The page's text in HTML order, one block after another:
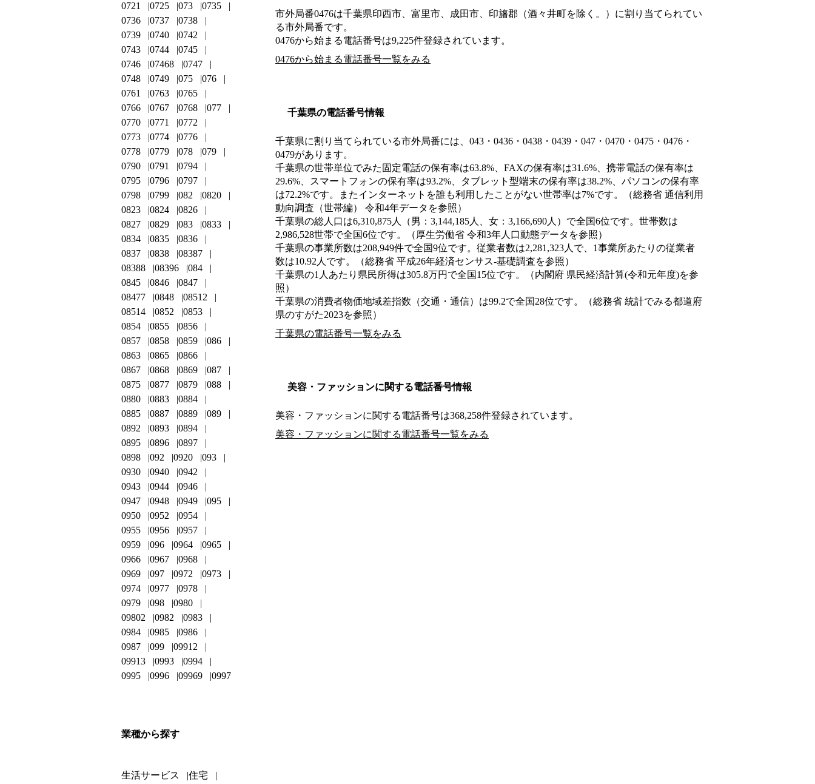
市外局番0476は千葉県印西市、富里市、成田市、印旛郡（酒々井町を除く。） に割り当てられてい
る市外局番です。
0476から始まる電話番号は9,225件登録されています。
0476から始まる電話番号一覧をみる
千葉県の電話番号情報
千葉県に割り当てられている市外局番には、043・0436・0438・0439・047・0470・0475・0476・
0479があります。
千葉県の世帯単位でみた固定電話の保有率は63.8%、FAXの保有率は31.6%、携帯電話の保有率は
29.6%、スマートフォンの保有率は93.2%、タブレット型端末の保有率は38.2%、パソコンの保有率
は72.2%です。またインターネットを誰も利用したことがない世帯率は7%です。（総務省 通信利用
動向調査（世帯編） 令和4年データを参照）
千葉県の総人口は6,310,875人（男：3,144,185人、女：3,166,690人）で全国6位です。世帯数は
2,986,528世帯で全国6位です。（厚生労働省 令和3年人口動態データを参照）
千葉県の事業所数は208,949件で全国9位です。従業者数は2,281,323人で、1事業所あたりの従業者
数は10.92人です。（総務省 平成26年経済センサス‐基礎調査を参照）
千葉県の1人あたり県民所得は305.8万円で全国15位です。（内閣府 県民経済計算(令和元年度)を参
照）
千葉県の消費者物価地域差指数（交通・通信）は99.2で全国28位です。（総務省 統計でみる都道府
県のすがた2023を参照）
千葉県の電話番号一覧をみる
美容・ファッションに関する電話番号情報
美容・ファッションに関する電話番号は368,258件登録されています。
美容・ファッションに関する電話番号一覧をみる
0721
0725 073
0735
0736
0737
0738
0739
0740
0742
0743
0744
0745
0746
07468
0747
0748
0749 075
076
0761
0763
0765
0766
0767 0768
077
0770
0771
0772
0773
0774
0776
0778
0779 078
079
0790
0791
0794
0795
0796
0797
0798
0799 082
0820
0823
0824
0826
0827
0829 083
0833
0834
0835
0836
0837
0838
08387
08388
08396
084
0845
0846
0847
08477
0848
08512
08514
0852
0853
0854
0855
0856
0857
0858 0859
086
0863
0865
0866
0867
0868 0869
087
0875
0877 0879
088
0880
0883
0884
0885
0887 0889
089
0892
0893
0894
0895
0896
0897
0898
092 0920
093
0930
0940
0942
0943
0944
0946
0947
0948 0949
095
0950
0952
0954
0955
0956
0957
0959
096 0964
0965
0966
0967
0968
0969
097 0972
0973
0974
0977
0978
0979
098
0980
09802
0982
0983
0984
0985
0986
0987
099
09912
09913
0993
0994
0995
0996 09969 0997
業種から探す
生活サービス 住宅